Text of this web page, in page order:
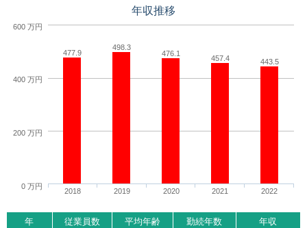
年収推移
477.9
498.3
476.1
457.4 443.5
2018 2019 2020 2021 2022
0 万円
200 万円
400 万円
600 万円
年 従業員数 平均年齢 勤続年数
年収